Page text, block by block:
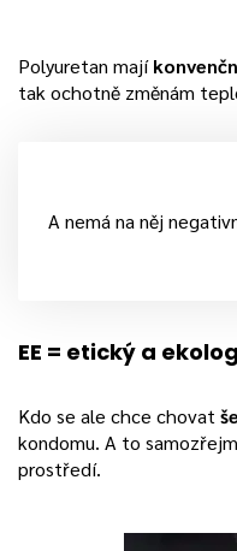
Polyuretan mají
tak ochotně změnám
A nemá na něj
EE = etický a
Kdo se ale chce chovat
kondomu. A to
prostředí.